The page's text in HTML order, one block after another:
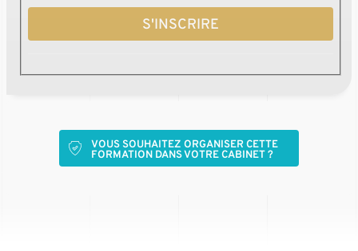
S'INSCRIRE
VOUS SOUHAITEZ ORGANISER CETTE
FORMATION DANS VOTRE CABINET ?